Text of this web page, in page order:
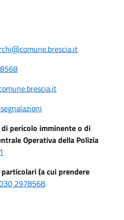
pericolo imminente o di
Operativa della Polizia
(a cui prendere
2978568